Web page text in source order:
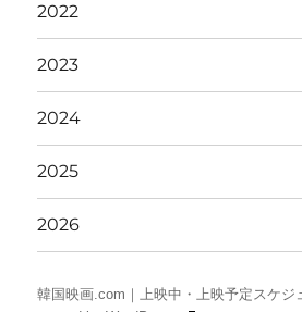
2022
2023
2024
2025
2026
韓国映画.com｜上映中・上映予定スケジ